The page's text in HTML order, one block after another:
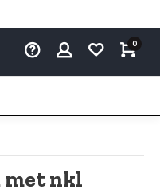
0
met nkl